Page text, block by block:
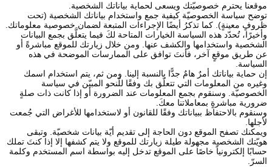
موقعنا يحترم خصوصيّتك ويسعى لحماية بياناتك الشخصية.
توضح سياسة الخصوصيّة كيفية جمع واستخدام بياناتك الشخصية (تحت
ظروفٍ معينةٍ). كما تذكرُ أيضًا الإجراءات المتبعة لضمان خصوصية معلوماتك.
وأخيرًا، تُحدّد هذه السياسة الخيارات المتاحة لكَ فيما يتعلَّق بجمع البيانات
الشخصية واستخدامها والكشف عنها. ومن خلال زيارتك للموقع مباشرةً أو
عن طريق موقعٍ آخر، فأنتَ توافق على الممارسات الموضحة في هذه
السياسة.
إن حماية بياناتك أمرٌ هامٌ جدًّا بالنسبة إلينا. ومن ثم، يتم استخدام اسمك
وغيره من المعلومات التي تتعلّق بك وفقًا للّنحو المبيّن في سياسة
الخصوصيّة. وسنقوم بجمع المعلومات عند الضرورة أو إذا كانت ذات صلةٍ
ضرورية مباشرةٍ بمعاملاتنا معكَ.
وسنقوم بالاحتفاظ ببياناتك وفقًا للقانون أو لاستخدامها للأغراض التي جُمعت
لأجلها.
ويمكنك تصفح الموقع دون الحاجة إلى تقديم أيّة بيانات شخصيّة. وتبقى
هويّتك الشخصية مجهولة طيلة زيارتك للموقع ولا يتم كشفها إلا إذا كنتَ تملك
حسابًا إلكترونياً خاصًا على الموقع تدخل إليه بواسطة اسم المستخدم وكلمة
السرّ.